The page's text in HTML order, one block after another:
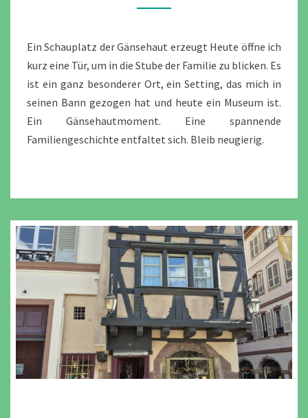
ERZEUGT
Ein Schauplatz der Gänsehaut erzeugt Heute öffne ich
kurz eine Tür, um in die Stube der Familie zu blicken. Es
ist ein ganz besonderer Ort, ein Setting, das mich in
seinen Bann gezogen hat und heute ein Museum ist.
Ein Gänsehautmoment. Eine spannende
Familiengeschichte entfaltet sich. Bleib neugierig.